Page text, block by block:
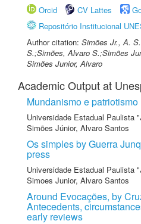
Orcid
CV Lattes
Repositório Institucional
Author citation: Simões Jr., A.
S.;Simões, Alvaro S.;Simões
Simões Junior, Alvaro
Academic Output at
Mundanismo e
Universidade Estadual Paulista
Simões Júnior, Alvaro Santos
Os simples by Guerra
press
Universidade Estadual Paulista
Simoes Junior, Alvaro Santos
Around Evocações, by
Antecedents,
early reviews